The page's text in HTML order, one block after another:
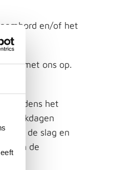
en/of het
met ons op.
tijdens het
werkdagen
aan de slag en
aan de